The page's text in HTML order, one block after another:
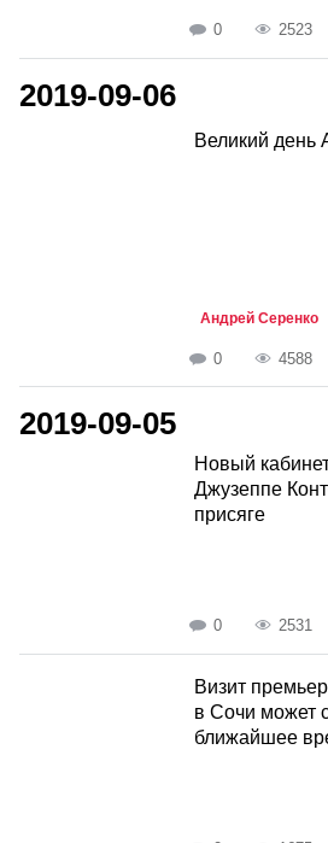
0 2523
2019-09-06
Великий день
Андрей Серенко
0 4588
2019-09-05
Новый
Джузеппе
присяге
0 2531
Визит
в Сочи может
ближайшее